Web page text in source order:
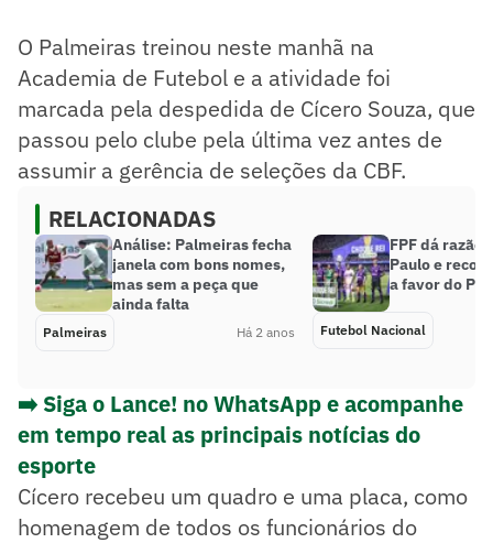
O Palmeiras treinou neste manhã na
Academia de Futebol e a atividade foi
marcada pela despedida de Cícero Souza, que
passou pelo clube pela última vez antes de
assumir a gerência de seleções da CBF.
RELACIONADAS
Análise: Palmeiras fecha
janela com bons nomes,
mas sem a peça que
ainda falta
Palmeiras Há 2 anos
FPF dá razão
Paulo e
a favor do
Futebol Nacional
➡️ Siga o Lance! no WhatsApp e acompanhe
em tempo real as principais notícias do
esporte
Cícero recebeu um quadro e uma placa, como
homenagem de todos os funcionários do